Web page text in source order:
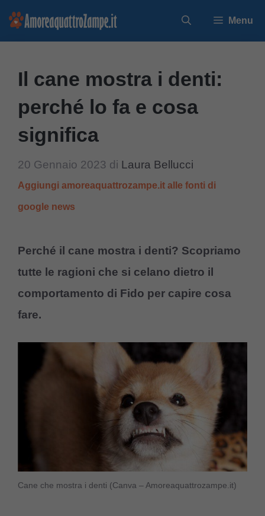
Vai
Menu
Il cane mostra i denti:
perché lo fa e cosa
significa
20 Gennaio 2023 di Laura Bellucci
Aggiungi amoreaquattrozampe.it alle fonti di
google news
Perché il cane mostra i denti? Scopriamo
tutte le ragioni che si celano dietro il
comportamento di Fido per capire cosa
fare.
Cane che mostra i denti (Canva – Amoreaquattrozampe.it)